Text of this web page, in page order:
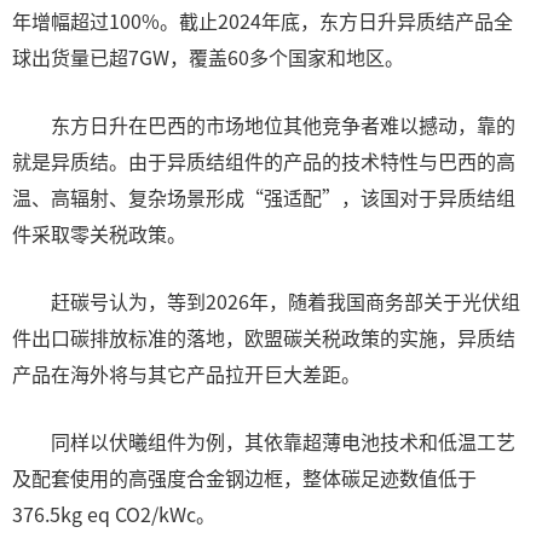
年增幅超过100%。截止2024年底，东方日升异质结产品全
球出货量已超7GW，覆盖60多个国家和地区。
东方日升在巴西的市场地位其他竞争者难以撼动，靠的
就是异质结。由于异质结组件的产品的技术特性与巴西的高
温、高辐射、复杂场景形成“强适配”，该国对于异质结组
件采取零关税政策。
赶碳号认为，等到2026年，随着我国商务部关于光伏组
件出口碳排放标准的落地，欧盟碳关税政策的实施，异质结
产品在海外将与其它产品拉开巨大差距。
同样以伏曦组件为例，其依靠超薄电池技术和低温工艺
及配套使用的高强度合金钢边框，整体碳足迹数值低于
376.5kg eq CO2/kWc。